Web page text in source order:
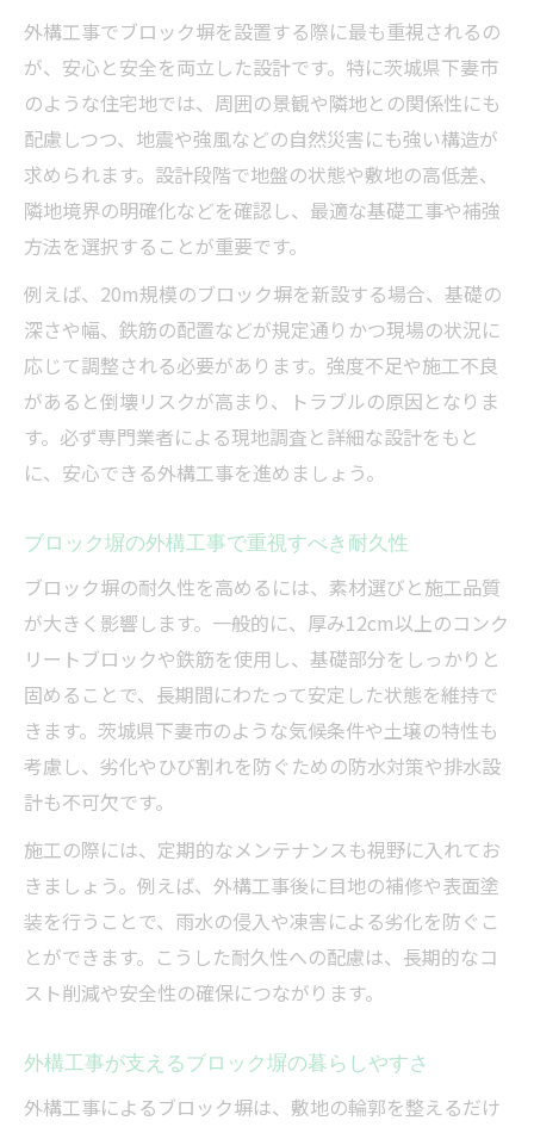
外構工事における20mブロック塀費用の全
体像
ブロック塀20mの外構工事費用構成を解説
外構工事で20mブロック塀費用が変動する
要因
外構工事とブロック塀20mの内訳を具体的
に把握
外構工事費用の中で20mブロック塀が占め
る割合
茨城県下妻市で外構工事を依頼するポイント
外構工事依頼時に押さえたいブロック塀選
び方
外構工事で失敗しない業者選びの判断基準
下妻市で外構工事を依頼する際の注意点
要望
外構工事の見積もりで確認すべきポイント
費用相場から見抜く理想の外構プラン提案
外構工事費用相場から最適なブロック塀を
選定
費用相場を活かした外構工事プランの作り
方
外構工事で理想のブロック塀プランを見極
める
外構工事の費用相場と希望プランのバラン
ス術
ツ
実際に差が出る基礎工事と解体の注意点
外構工事でブロック塀を設置する際に最も重視されるの
が、安心と安全を両立した設計です。特に茨城県下妻市
のような住宅地では、周囲の景観や隣地との関係性にも
配慮しつつ、地震や強風などの自然災害にも強い構造が
求められます。設計段階で地盤の状態や敷地の高低差、
隣地境界の明確化などを確認し、最適な基礎工事や補強
方法を選択することが重要です。
例えば、20m規模のブロック塀を新設する場合、基礎の
深さや幅、鉄筋の配置などが規定通りかつ現場の状況に
応じて調整される必要があります。強度不足や施工不良
があると倒壊リスクが高まり、トラブルの原因となりま
す。必ず専門業者による現地調査と詳細な設計をもと
に、安心できる外構工事を進めましょう。
ブロック塀の外構工事で重視すべき耐久性
ブロック塀の耐久性を高めるには、素材選びと施工品質
が大きく影響します。一般的に、厚み12cm以上のコンク
リートブロックや鉄筋を使用し、基礎部分をしっかりと
固めることで、長期間にわたって安定した状態を維持で
きます。茨城県下妻市のような気候条件や土壌の特性も
考慮し、劣化やひび割れを防ぐための防水対策や排水設
計も不可欠です。
施工の際には、定期的なメンテナンスも視野に入れてお
きましょう。例えば、外構工事後に目地の補修や表面塗
装を行うことで、雨水の侵入や凍害による劣化を防ぐこ
とができます。こうした耐久性への配慮は、長期的なコ
スト削減や安全性の確保につながります。
外構工事が支えるブロック塀の暮らしやすさ
外構工事によるブロック塀は、敷地の輪郭を整えるだけ